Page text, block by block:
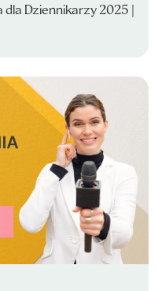
Dziennikarzy 2025 |